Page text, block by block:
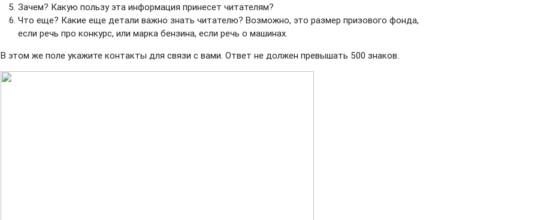
Зачем? Какую пользу эта информация принесет читателям?
Что еще? Какие еще детали важно знать читателю? Возможно, это размер призового фонда,
если речь про конкурс, или марка бензина, если речь о машинах.
В этом же поле укажите контакты для связи с вами. Ответ не должен превышать 500 знаков.